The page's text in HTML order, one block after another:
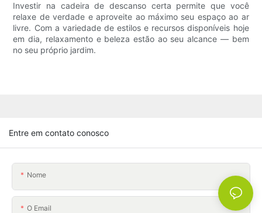
Investir na cadeira de descanso certa permite que você
relaxe de verdade e aproveite ao máximo seu espaço ao ar
livre. Com a variedade de estilos e recursos disponíveis hoje
em dia, relaxamento e beleza estão ao seu alcance — bem
no seu próprio jardim.
Entre em contato conosco
Nome
O Email